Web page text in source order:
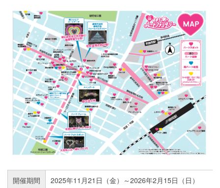
開催期間 2025年11月21日（金）～2026年2月15日（日）